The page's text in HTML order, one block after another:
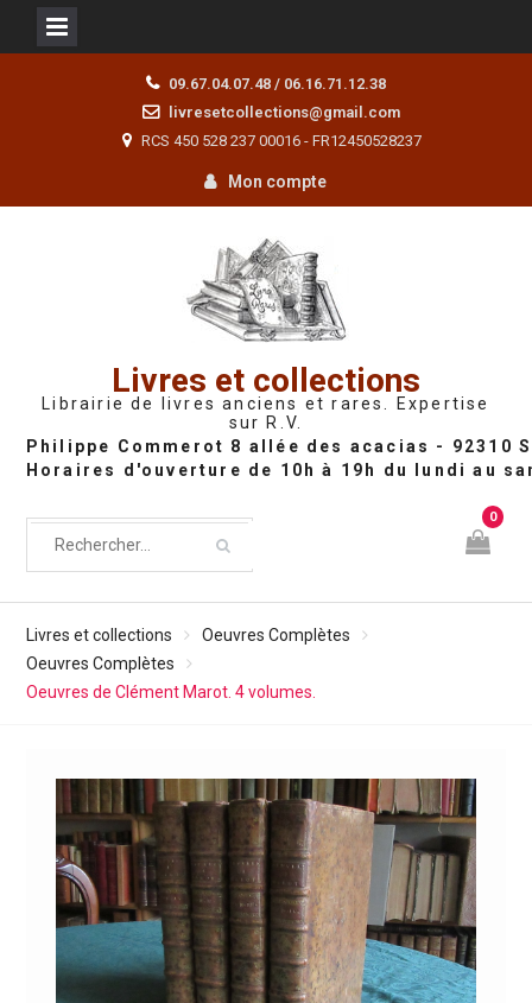
09.67.04.07.48 / 06.16.71.12.38
livresetcollections@gmail.com
RCS 450 528 237 00016 - FR12450528237
Mon compte
Livres et collections
Librairie de livres anciens et rares. Expertise
sur R.V.
0
Livres et collections
Oeuvres Complètes
Oeuvres Complètes
Oeuvres de Clément Marot. 4 volumes.